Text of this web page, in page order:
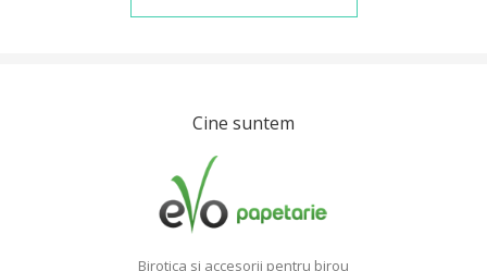
Cine suntem
Birotica si accesorii pentru birou